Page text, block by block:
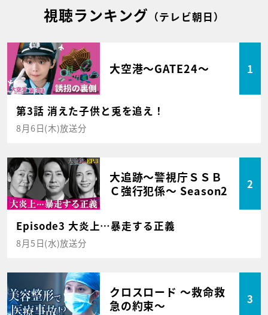
視聴ランキング （テレビ朝日）
大空港～GATE24～ 1
第3話 消えた子供と兎を追え！
8月6日(木)放送分
大追跡～警視庁ＳＳＢ
Ｃ強行犯係～ Season2
2
Episode3 大炎上…暴走する正義
8月5日(水)放送分
クロスロード ～救命救
急の約束～
3